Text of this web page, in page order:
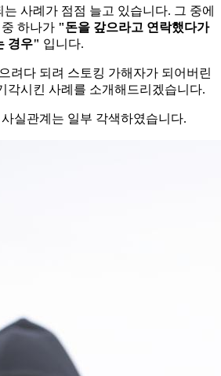
사례가 점점 늘고 있습니다. 그 중에
하나가 "돈을 갚으라고 연락했다가
경우" 입니다.
려다 되려 스토킹 가해자가 되어버린
각시킨 사례를 소개해드리겠습니다.
실관계는 일부 각색하였습니다.